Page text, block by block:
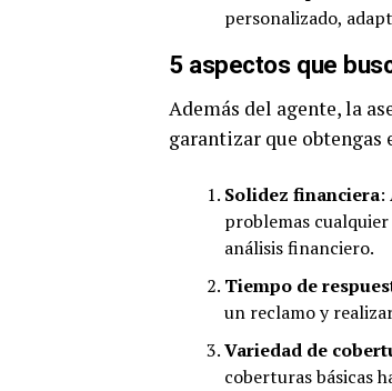
personalizado,
5 aspectos que
Además del agente, la
garantizar que obtengas
Solidez financiera:
problemas
análisis financiero.
Tiempo de
un reclamo y
Variedad de
coberturas básicas